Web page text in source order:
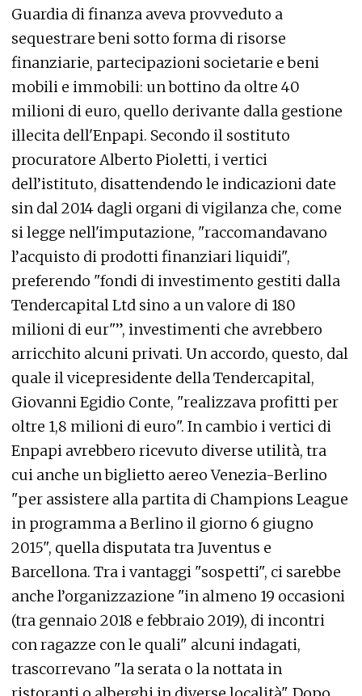
Guardia di finanza aveva provveduto a
sequestrare beni sotto forma di risorse
finanziarie, partecipazioni societarie e beni
mobili e immobili: un bottino da oltre 40
milioni di euro, quello derivante dalla gestione
illecita dell'Enpapi. Secondo il sostituto
procuratore Alberto Pioletti, i vertici
dell’istituto, disattendendo le indicazioni date
sin dal 2014 dagli organi di vigilanza che, come
si legge nell'imputazione, "raccomandavano
l’acquisto di prodotti finanziari liquidi",
preferendo "fondi di investimento gestiti dalla
Tendercapital Ltd sino a un valore di 180
milioni di eur"”, investimenti che avrebbero
arricchito alcuni privati. Un accordo, questo, dal
quale il vicepresidente della Tendercapital,
Giovanni Egidio Conte, "realizzava profitti per
oltre 1,8 milioni di euro". In cambio i vertici di
Enpapi avrebbero ricevuto diverse utilità, tra
cui anche un biglietto aereo Venezia-Berlino
"per assistere alla partita di Champions League
in programma a Berlino il giorno 6 giugno
2015", quella disputata tra Juventus e
Barcellona. Tra i vantaggi "sospetti", ci sarebbe
anche l’organizzazione "in almeno 19 occasioni
(tra gennaio 2018 e febbraio 2019), di incontri
con ragazze con le quali" alcuni indagati,
trascorrevano "la serata o la nottata in